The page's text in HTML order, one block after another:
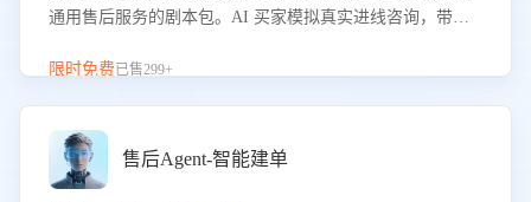
通用售后服务的剧本包。AI 买家模拟真实进线咨询，带您
的应对要点，轻松提升服务能力。
限时免费已售299+
售后Agent-智能建单